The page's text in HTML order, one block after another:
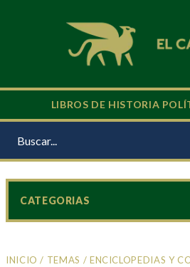
LIBROS DE HISTORIA
INICIO / TEMAS / ENCICLOPEDIAS Y
CATEGORIAS